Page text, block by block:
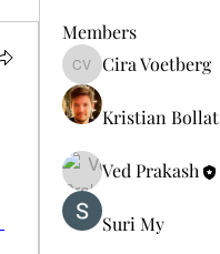
Members
Cira Voetberg
Cira Voetberg
Kristian Bollat
Ved Prakash
Suri My